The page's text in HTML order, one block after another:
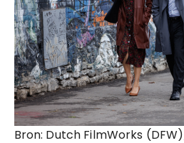
Bron: Dutch FilmWorks